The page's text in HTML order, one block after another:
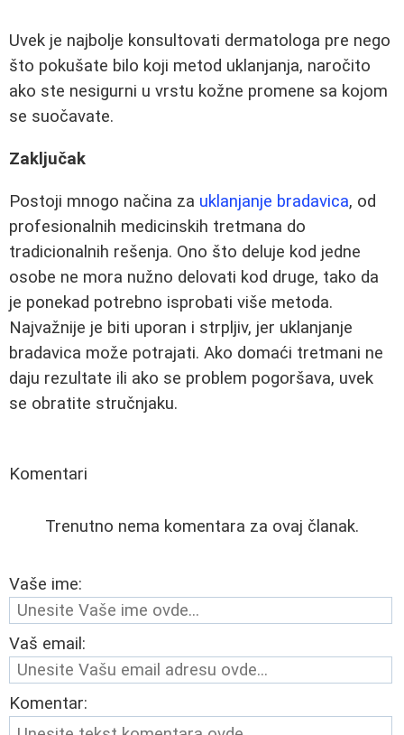
Uvek je najbolje konsultovati dermatologa pre nego
što pokušate bilo koji metod uklanjanja, naročito
ako ste nesigurni u vrstu kožne promene sa kojom
se suočavate.
Zaključak
Postoji mnogo načina za uklanjanje bradavica, od
profesionalnih medicinskih tretmana do
tradicionalnih rešenja. Ono što deluje kod jedne
osobe ne mora nužno delovati kod druge, tako da
je ponekad potrebno isprobati više metoda.
Najvažnije je biti uporan i strpljiv, jer uklanjanje
bradavica može potrajati. Ako domaći tretmani ne
daju rezultate ili ako se problem pogoršava, uvek
se obratite stručnjaku.
Komentari
Trenutno nema komentara za ovaj članak.
Vaše ime:
Vaš email:
Komentar: